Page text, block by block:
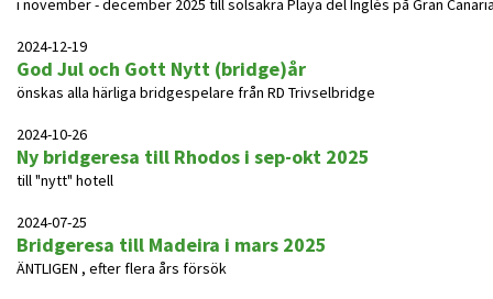
i november - december 2025 till solsäkra Playa del Inglés på Gran
2024-12-19
God Jul och Gott Nytt (bridge)år
önskas alla härliga bridgespelare från RD Trivselbridge
2024-10-26
Ny bridgeresa till Rhodos i sep-okt 2025
till "nytt" hotell
2024-07-25
Bridgeresa till Madeira i mars 2025
ÄNTLIGEN , efter flera års försök